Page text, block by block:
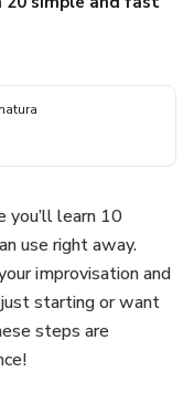
you’ll learn 10
use right away.
improvisation and
just starting or want
steps are